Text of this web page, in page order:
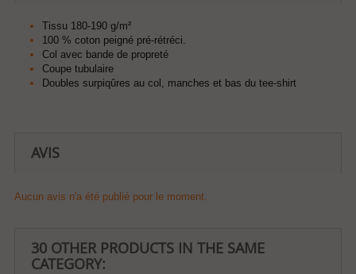
Tissu 180-190 g/m²
100 % coton peigné pré-rétréci.
Col avec bande de propreté
Coupe tubulaire
Doubles surpiqûres au col, manches et bas du tee-shirt
AVIS
Aucun avis n'a été publié pour le moment.
30 OTHER PRODUCTS IN THE SAME
CATEGORY: